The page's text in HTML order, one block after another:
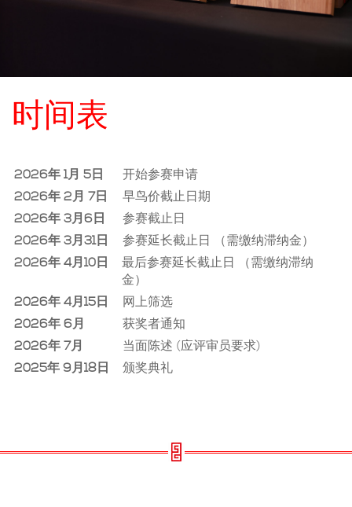
时间表
2026年 1月 5日
开始参赛申请
2026年 2月 7日
早鸟价截止日期
2026年 3月6日
参赛截止日
2026年 3月31日
参赛延长截止日 （需缴纳滞纳金）
2026年 4月10日
最后参赛延长截止日 （需缴纳滞纳
金）
2026年 4月15日
网上筛选
2026年 6月
获奖者通知
2026年 7月
当面陈述 (应评审员要求)
2025年 9月18日
颁奖典礼